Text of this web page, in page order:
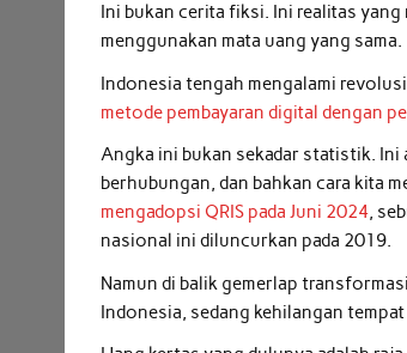
Ini bukan cerita fiksi. Ini realitas
menggunakan mata uang yang sama.
Indonesia tengah mengalami
metode pembayaran digital dengan
Angka ini bukan sekadar statistik. Ini
berhubungan, dan bahkan cara kita
mengadopsi QRIS pada Juni 2024,
nasional ini diluncurkan pada 2019.
Namun di balik gemerlap
Indonesia, sedang kehilangan